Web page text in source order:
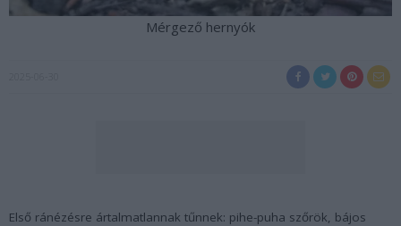
Mérgező hernyók
Első ránézésre ártalmatlannak tűnnek: pihe-puha szőrök, bájos